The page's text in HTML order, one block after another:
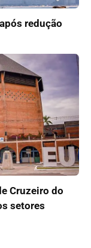
redução
Cruzeiro do
setores